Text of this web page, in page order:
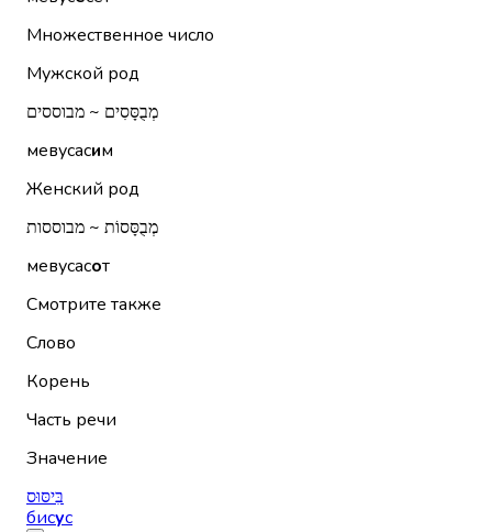
Множественное число
Мужской род
מְבֻסָּסִים ~ מבוססים
мевусасим
Женский род
מְבֻסָּסוֹת ~ מבוססות
мевусасот
Смотрите также
Слово
Корень
Часть речи
Значение
בִּיסּוּס
бисус